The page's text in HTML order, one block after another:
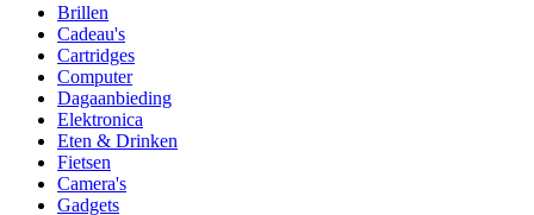
Brillen
Cadeau's
Cartridges
Computer
Dagaanbieding
Elektronica
Eten & Drinken
Fietsen
Camera's
Gadgets